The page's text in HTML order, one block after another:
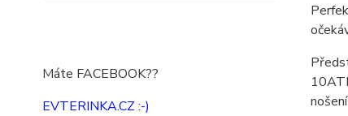
Máte FACEBOOK??
EVTERINKA.CZ :-)